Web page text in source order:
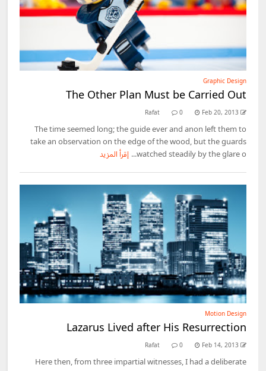
Graphic Design
The Other Plan Must be Carried Out
Rafat 0 Feb 20, 2013
The time seemed long; the guide ever and anon left them to
take an observation on the edge of the wood, but the guards
watched steadily by the glare o...
إقرأ المزيد
Motion Design
Lazarus Lived after His Resurrection
Rafat 0 Feb 14, 2013
Here then, from three impartial witnesses, I had a deliberate